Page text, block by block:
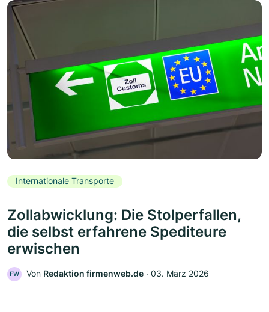
Internationale Transporte
Zollabwicklung: Die Stolperfallen,
die selbst erfahrene Spediteure
erwischen
FW Von Redaktion firmenweb.de ‧ 03. März 2026